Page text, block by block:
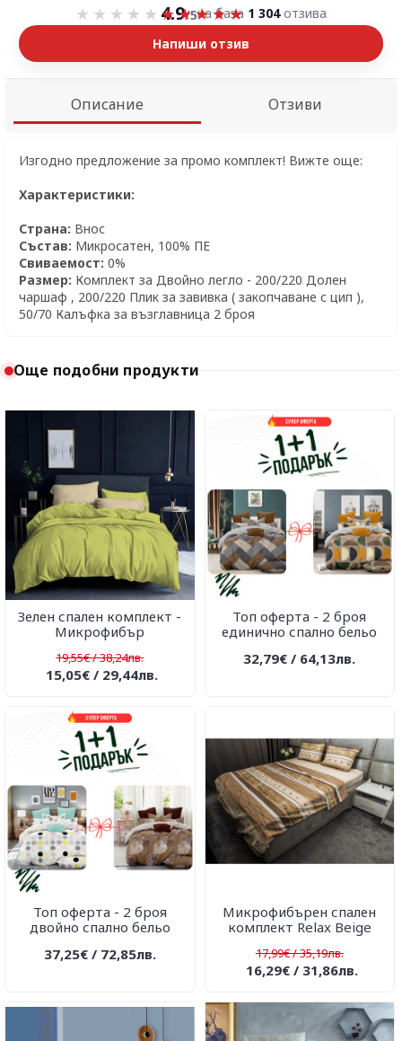
Оценка 4.9 от 5
4.9/5на база 1 304отзива
Напиши отзив
Описание Отзиви
Изгодно предложение за промо комплект! Вижте още:
Характеристики:
Страна: Внос
Състав: Микросатен, 100% ПЕ
Свиваемост: 0%
Размер: Комплект за Двойно легло - 200/220 Долен
чаршаф , 200/220 Плик за завивка ( закопчаване с цип ),
50/70 Калъфка за възглавница 2 броя
Още подобни продукти
Зелен спален комплект -
Микрофибър
19,55€ / 38,24лв.
15,05€ / 29,44лв.
Топ оферта - 2 броя
единично спално бельо
32,79€ / 64,13лв.
Топ оферта - 2 броя
двойно спално бельо
37,25€ / 72,85лв.
Микрофибърен спален
комплект Relax Beige
17,99€ / 35,19лв.
16,29€ / 31,86лв.